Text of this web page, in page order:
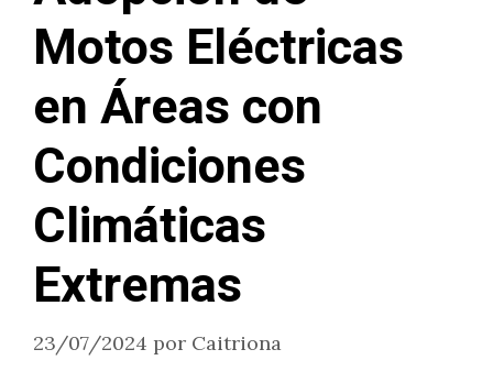
Motos Eléctricas
en Áreas con
Condiciones
Climáticas
Extremas
23/07/2024 por Caitriona